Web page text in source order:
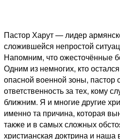
Пастор Харут — лидер
сложившейся непростой
Напомним, что ожесточённые
Одним из немногих, кто
опасной военной зоны, пастор
ответственность за тех,
ближним. Я и многие другие
именно та причина, которая
также и в самых сложных
христианская доктрина и наша